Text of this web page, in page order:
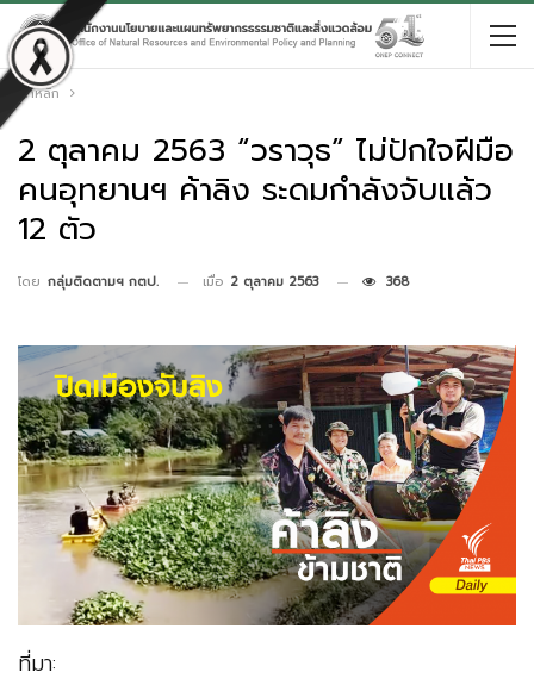
หน้าหลัก
2 ตุลาคม 2563 “วราวุธ” ไม่ปักใจฝีมือ
คนอุทยานฯ ค้าลิง ระดมกำลังจับแล้ว
12 ตัว
โดย กลุ่มติดตามฯ กตป. เมื่อ 2 ตุลาคม 2563 368
ที่มา: